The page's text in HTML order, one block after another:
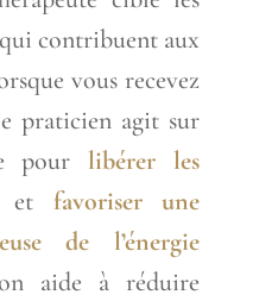
contribuent aux
vous recevez
praticien agit sur
pourlibérer les
et favoriser une
de l’énergie
aide à réduire